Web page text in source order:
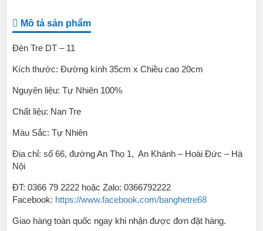
Tre
Trí
Nhà
số
Mô tả sản phẩm
Đèn Tre DT – 11
Kích thước: Đường kính 35cm x Chiều cao 20cm
Nguyên liệu: Tự Nhiên 100%
Chất liệu: Nan Tre
Màu Sắc: Tự Nhiên
Địa chỉ: số 66, đường An Thọ 1, An Khánh – Hoài Đức – Hà
Nội
ĐT: 0366 79 2222 hoặc Zalo: 0366792222
Facebook: https://www.facebook.com/banghetre68
Giao hàng toàn quốc ngay khi nhận được đơn đặt hàng.